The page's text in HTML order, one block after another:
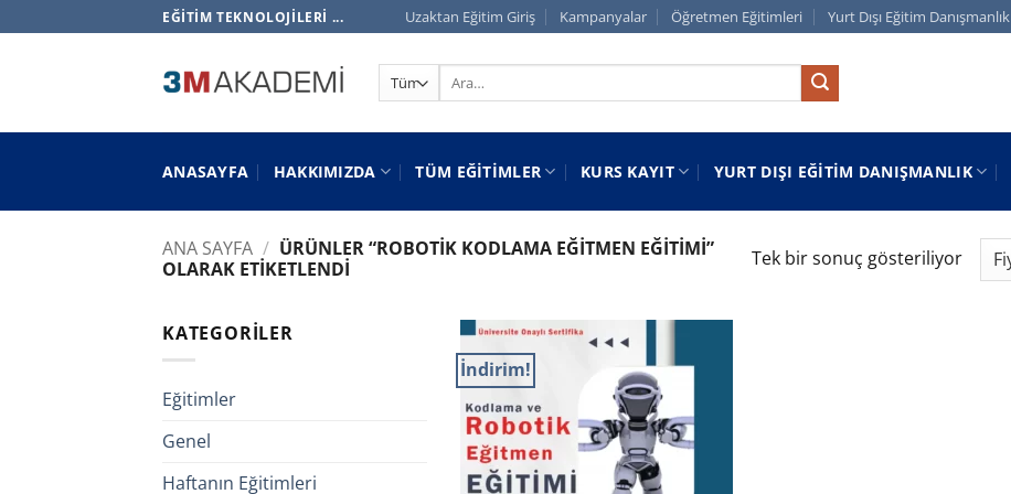
atla
EĞITIM TEKNOLOJILERI ... Uzaktan Eğitim Giriş Kampanyalar Öğretmen Eğitimleri Yurt Dışı Eğitim Danışmanlık
Ara:
ANASAYFA HAKKIMIZDA TÜM EĞITIMLER KURS KAYIT YURT DIŞI EĞITIM DANIŞMANLIK
ANA SAYFA / ÜRÜNLER “ROBOTIK KODLAMA EĞITMEN EĞITIMI”
OLARAK ETIKETLENDI
Tek bir sonuç gösteriliyor
KATEGORILER
Eğitimler
Genel
Haftanın Eğitimleri
İndirim!